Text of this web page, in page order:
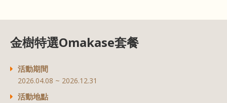
金樹特選Omakase套餐
活動期間
2026.04.08 ~ 2026.12.31
活動地點